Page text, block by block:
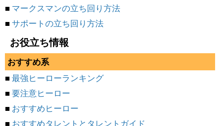
■ マークスマンの立ち回り方法
■サポートの立ち回り方法
お役立ち情報
おすすめ系
■最強ヒーローランキング
■要注意ヒーロー
■ おすすめヒーロー
■ おすすめタレントとタレントガイド